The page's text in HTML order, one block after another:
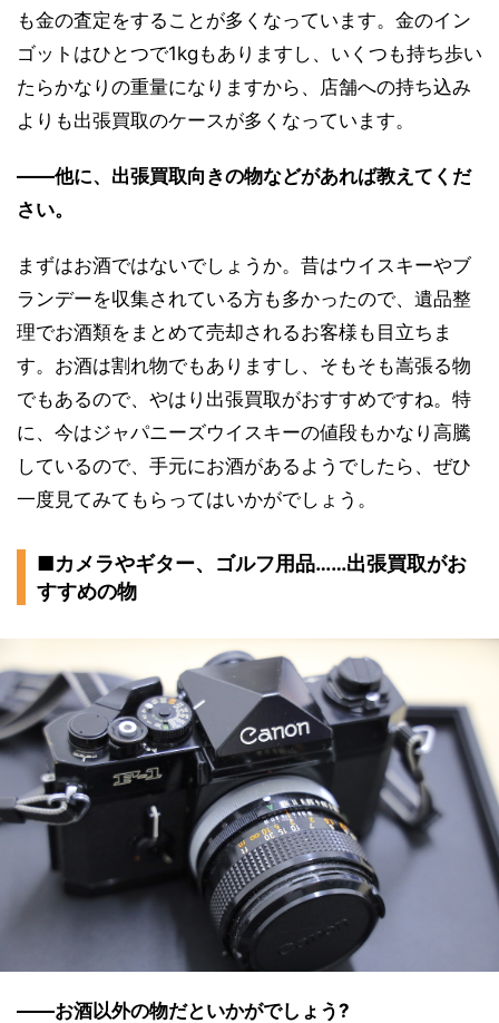
も金の査定をすることが多くなっています。金のイン
ゴットはひとつで1kgもありますし、いくつも持ち歩い
たらかなりの重量になりますから、店舗への持ち込み
よりも出張買取のケースが多くなっています。
――他に、出張買取向きの物などがあれば教えてくだ
さい。
まずはお酒ではないでしょうか。昔はウイスキーやブ
ランデーを収集されている方も多かったので、遺品整
理でお酒類をまとめて売却されるお客様も目立ちま
す。お酒は割れ物でもありますし、そもそも嵩張る物
でもあるので、やはり出張買取がおすすめですね。特
に、今はジャパニーズウイスキーの値段もかなり高騰
しているので、手元にお酒があるようでしたら、ぜひ
一度見てみてもらってはいかがでしょう。
■カメラやギター、ゴルフ用品……出張買取がお
すすめの物
――お酒以外の物だといかがでしょう?